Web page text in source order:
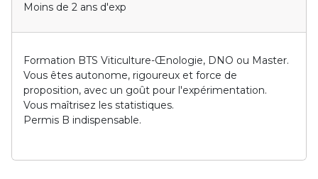
Moins de 2 ans d'exp
Formation BTS Viticulture-Œnologie, DNO ou Master.
Vous êtes autonome, rigoureux et force de
proposition, avec un goût pour l'expérimentation.
Vous maîtrisez les statistiques.
Permis B indispensable.